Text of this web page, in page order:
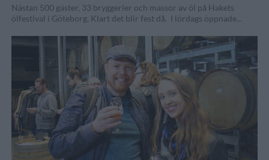
Nästan 500 gäster, 33 bryggerier och massor av öl på Hakets
ölfestival i Göteborg. Klart det blir fest då. I lördags öppnade...